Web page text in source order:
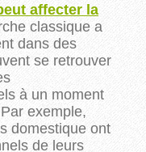
affecter la
classique a
dans des
se retrouver
à un moment
exemple,
domestique ont
de leurs